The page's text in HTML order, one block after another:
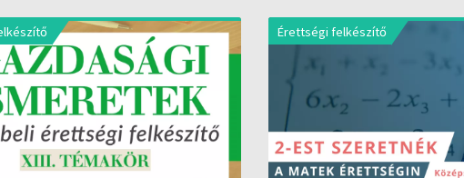
Érettségi felkészítő